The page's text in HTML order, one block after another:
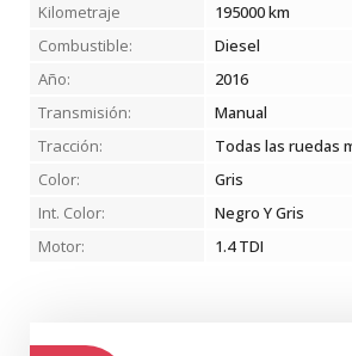
Kilometraje
195000 km
Combustible:
Diesel
Año:
2016
Transmisión:
Manual
Tracción:
Todas las ruedas
Color:
Gris
Int. Color:
Negro Y Gris
Motor:
1.4 TDI